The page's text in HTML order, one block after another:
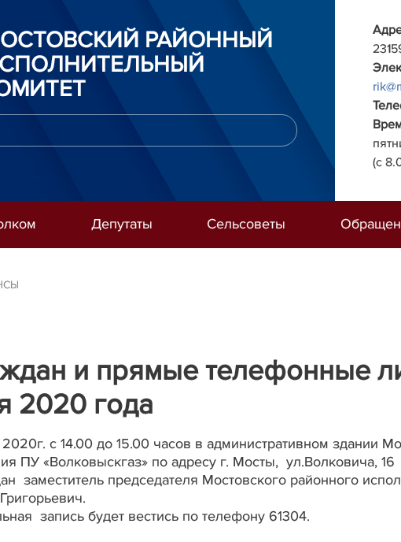
РАЙОННЫЙ
(с
Депутаты Сельсоветы
и прямые телефонные
2020 года
с 14.00 до 15.00 часов в административном здании
ПУ «Волковыскгаз» по адресу г. Мосты, ул.Волковича, 16
заместитель председателя Мостовского районного
запись будет вестись по телефону 61304.